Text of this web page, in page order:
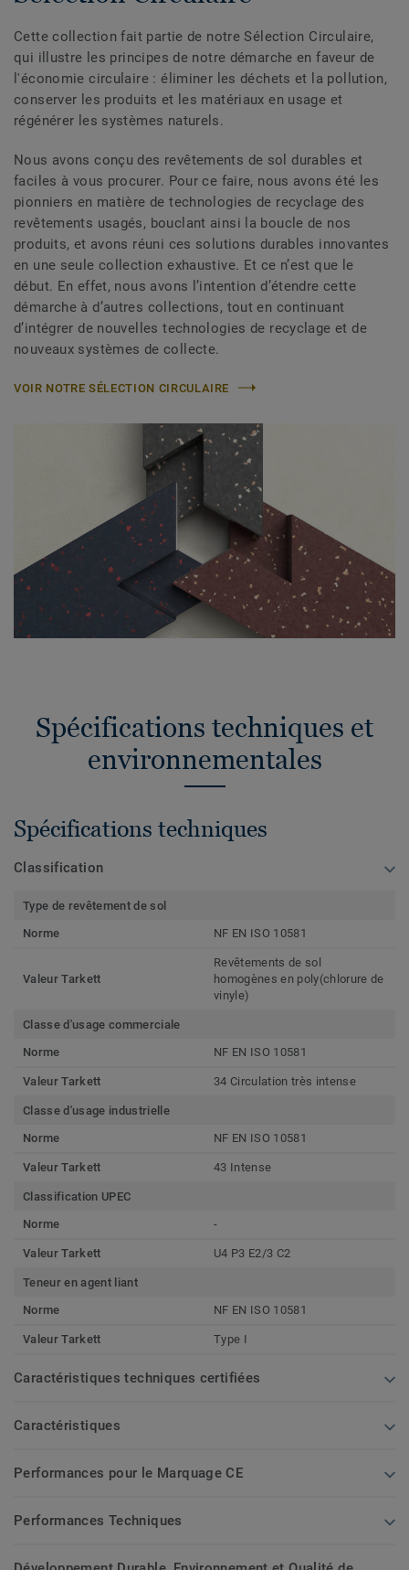
Cette collection fait partie de notre Sélection Circulaire,
qui illustre les principes de notre démarche en faveur de
l'économie circulaire : éliminer les déchets et la pollution,
conserver les produits et les matériaux en usage et
régénérer les systèmes naturels.
Nous avons conçu des revêtements de sol durables et
faciles à vous procurer. Pour ce faire, nous avons été les
pionniers en matière de technologies de recyclage des
revêtements usagés, bouclant ainsi la boucle de nos
produits, et avons réuni ces solutions durables innovantes
en une seule collection exhaustive. Et ce n’est que le
début. En effet, nous avons l’intention d’étendre cette
démarche à d’autres collections, tout en continuant
d’intégrer de nouvelles technologies de recyclage et de
nouveaux systèmes de collecte.
VOIR NOTRE SÉLECTION CIRCULAIRE
Spécifications techniques et
environnementales
Spécifications techniques
Classification
Type de revêtement de sol
Norme
NF EN ISO 10581
Valeur Tarkett
Revêtements de sol
homogènes en poly(chlorure de
vinyle)
Classe d'usage commerciale
Norme
NF EN ISO 10581
Valeur Tarkett 34 Circulation très intense
Classe d'usage industrielle
Norme
NF EN ISO 10581
Valeur Tarkett 43 Intense
Classification UPEC
Norme
-
Valeur Tarkett U4 P3 E2/3 C2
Teneur en agent liant
Norme
NF EN ISO 10581
Valeur Tarkett Type I
Caractéristiques techniques certifiées
Caractéristiques
Performances pour le Marquage CE
Performances Techniques